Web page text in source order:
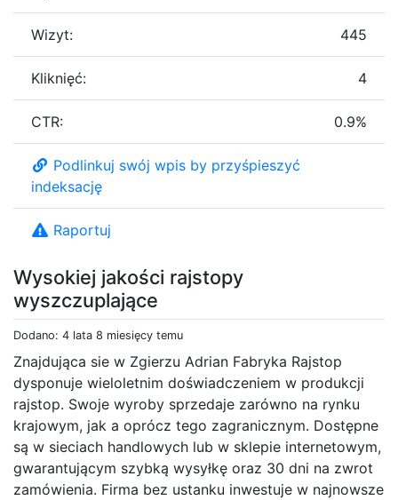
Wysokiej jakości rajstopy
wyszczuplające
Dodano: 4 lata 8 miesięcy temu
Znajdująca sie w Zgierzu Adrian Fabryka Rajstop
dysponuje wieloletnim doświadczeniem w produkcji
rajstop. Swoje wyroby sprzedaje zarówno na rynku
krajowym, jak a oprócz tego zagranicznym. Dostępne
są w sieciach handlowych lub w sklepie internetowym,
gwarantującym szybką wysyłkę oraz 30 dni na zwrot
zamówienia. Firma bez ustanku inwestuje w najnowsze
Wizyt: 445
Kliknięć: 4
CTR: 0.9%
Podlinkuj swój wpis by przyśpieszyć
indeksację
Raportuj